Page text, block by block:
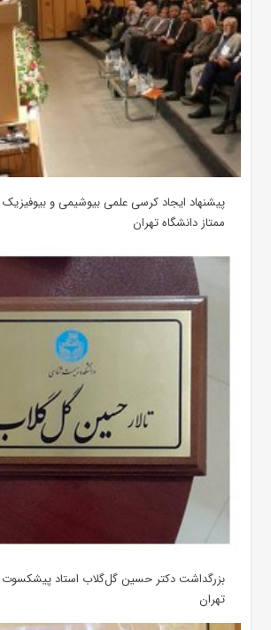
پیشنهاد ایجاد کرسی علمی بیوشیمی و بیوفیزیک
ممتاز دانشگاه تهران
بزرگداشت دکتر حسین گل‌گلاب استاد پیشکسوت
تهران